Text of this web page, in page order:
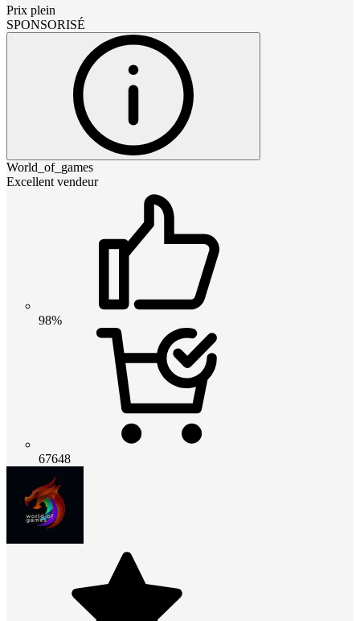
Prix plein
SPONSORISÉ
World_of_games
Excellent vendeur
98%
67648